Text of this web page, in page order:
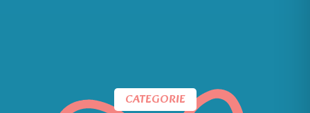
CATEGORIE